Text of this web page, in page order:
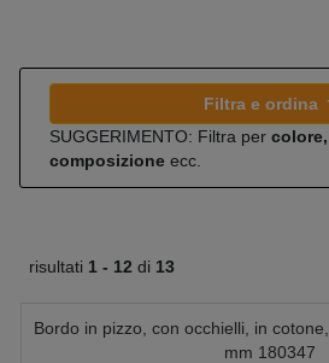
Filtra e ordina
SUGGERIMENTO: Filtra per
composizione ecc.
risultati 1 - 12 di 13
Bordo in pizzo, con occhielli, in
mm 180347